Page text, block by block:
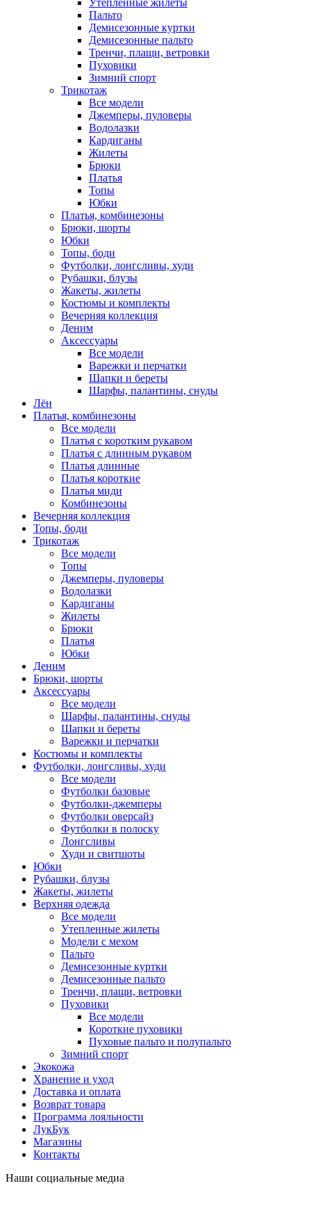
Утепленные жилеты
Пальто
Демисезонные куртки
Демисезонные пальто
Тренчи, плащи, ветровки
Пуховики
Зимний спорт
Трикотаж
Все модели
Джемперы, пуловеры
Водолазки
Кардиганы
Жилеты
Брюки
Платья
Топы
Юбки
Платья, комбинезоны
Брюки, шорты
Юбки
Топы, боди
Футболки, лонгсливы, худи
Рубашки, блузы
Жакеты, жилеты
Костюмы и комплекты
Вечерняя коллекция
Деним
Аксессуары
Все модели
Варежки и перчатки
Шапки и береты
Шарфы, палантины, снуды
Лён
Платья, комбинезоны
Все модели
Платья с коротким рукавом
Платья с длинным рукавом
Платья длинные
Платья короткие
Платья миди
Комбинезоны
Вечерняя коллекция
Топы, боди
Трикотаж
Все модели
Топы
Джемперы, пуловеры
Водолазки
Кардиганы
Жилеты
Брюки
Платья
Юбки
Деним
Брюки, шорты
Аксессуары
Все модели
Шарфы, палантины, снуды
Шапки и береты
Варежки и перчатки
Костюмы и комплекты
Футболки, лонгсливы, худи
Все модели
Футболки базовые
Футболки-джемперы
Футболки оверсайз
Футболки в полоску
Лонгсливы
Худи и свитшоты
Юбки
Рубашки, блузы
Жакеты, жилеты
Верхняя одежда
Все модели
Утепленные жилеты
Модели с мехом
Пальто
Демисезонные куртки
Демисезонные пальто
Тренчи, плащи, ветровки
Пуховики
Все модели
Короткие пуховики
Пуховые пальто и полупальто
Зимний спорт
Экокожа
Хранение и уход
Доставка и оплата
Возврат товара
Программа лояльности
ЛукБук
Магазины
Контакты
Наши социальные медиа